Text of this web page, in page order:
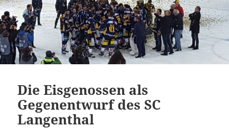
Die Eisgenossen als
Gegenentwurf des SC
Langenthal